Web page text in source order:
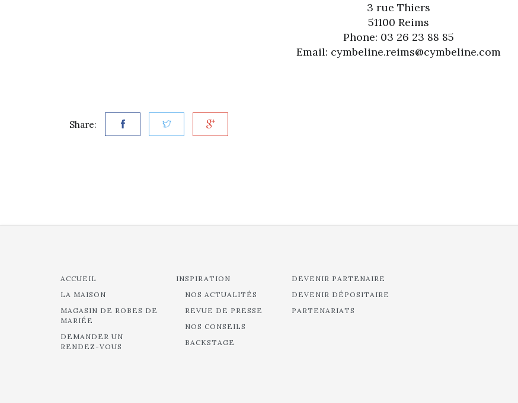
3 rue Thiers
51100 Reims
Phone: 03 26 23 88 85
Email: cymbeline.reims@cymbeline.com
Share:
ACCUEIL
LA MAISON
MAGASIN DE ROBES DE
MARIÉE
DEMANDER UN
RENDEZ-VOUS
INSPIRATION
NOS ACTUALITÉS
REVUE DE PRESSE
NOS CONSEILS
BACKSTAGE
DEVENIR PARTENAIRE
DEVENIR DÉPOSITAIRE
PARTENARIATS